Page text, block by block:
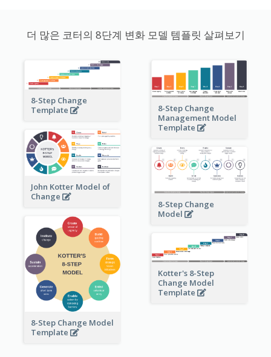
더 많은 코터의 8단계 변화 모델 템플릿 살펴보기
8-Step Change
Template
8-Step Change
Management Model
Template
John Kotter Model of
Change
8-Step Change
Model
8-Step Change Model
Template
Kotter's 8-Step
Change Model
Template